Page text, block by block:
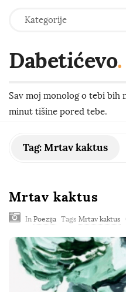
Kategorije
Dabetićevo.
Sav moj monolog o tebi bih
minut tišine pored tebe.
Tag:Mrtav kaktus
Mrtav kaktus
In Poezija Tags Mrtav kaktus